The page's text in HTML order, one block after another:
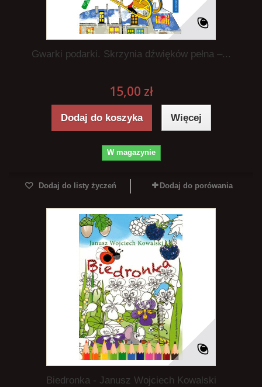
Gwarki podarki. Skrzynia dźwięków pełna –...
15,00 zł
Dodaj do koszyka Więcej
W magazynie
Dodaj do listy życzeń Dodaj do porówania
Biedronka - Janusz Wojciech Kowalski